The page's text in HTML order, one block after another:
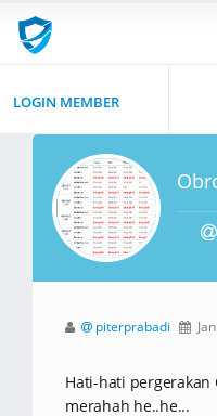
LOGIN MEMBER
piterprabadi
Hati-hati pergerakan
merahah he..he...